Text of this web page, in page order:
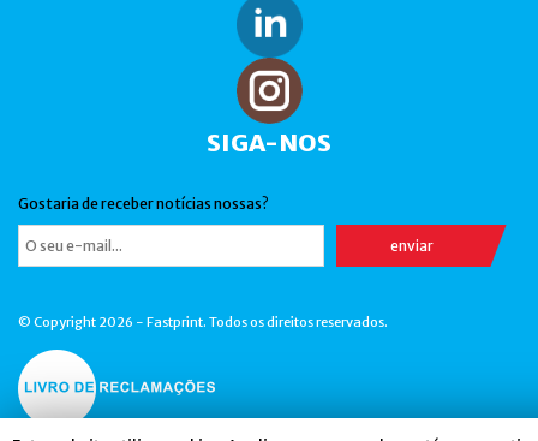
SIGA-NOS
Gostaria de receber notícias nossas?
© Copyright 2026 - Fastprint. Todos os direitos reservados.